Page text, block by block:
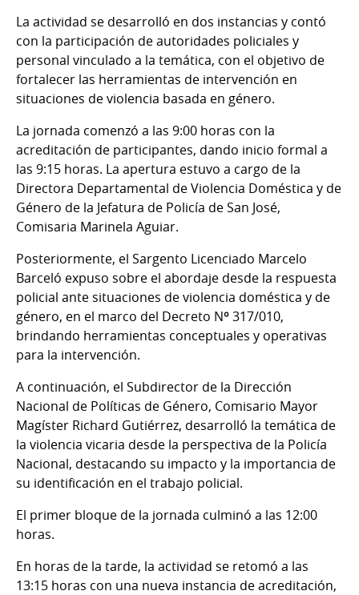
La actividad se desarrolló en dos instancias y contó
con la participación de autoridades policiales y
personal vinculado a la temática, con el objetivo de
fortalecer las herramientas de intervención en
situaciones de violencia basada en género.
La jornada comenzó a las 9:00 horas con la
acreditación de participantes, dando inicio formal a
las 9:15 horas. La apertura estuvo a cargo de la
Directora Departamental de Violencia Doméstica y de
Género de la Jefatura de Policía de San José,
Comisaria Marinela Aguiar.
Posteriormente, el Sargento Licenciado Marcelo
Barceló expuso sobre el abordaje desde la respuesta
policial ante situaciones de violencia doméstica y de
género, en el marco del Decreto Nº 317/010,
brindando herramientas conceptuales y operativas
para la intervención.
A continuación, el Subdirector de la Dirección
Nacional de Políticas de Género, Comisario Mayor
Magíster Richard Gutiérrez, desarrolló la temática de
la violencia vicaria desde la perspectiva de la Policía
Nacional, destacando su impacto y la importancia de
su identificación en el trabajo policial.
El primer bloque de la jornada culminó a las 12:00
horas.
En horas de la tarde, la actividad se retomó a las
13:15 horas con una nueva instancia de acreditación,